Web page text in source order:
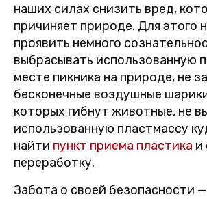
наших силах снизить вред,
причиняет природе. Для этого
проявить немного
выбрасывать использованную
месте пикника на природе, не
бесконечные воздушные
которых гибнут животные, не
использованную пластмассу
найти пункт приема пластика и
переработку.
Забота о своей безопасности